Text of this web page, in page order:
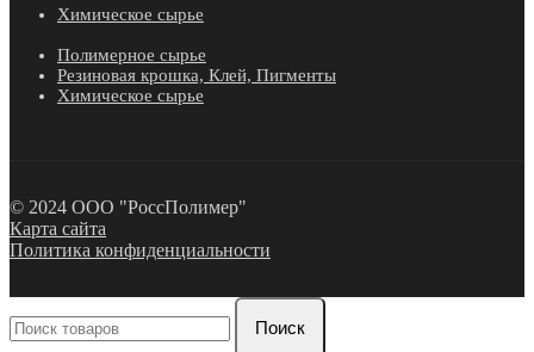
Химическое сырье
Полимерное сырье
Резиновая крошка, Клей, Пигменты
Химическое сырье
© 2024 ООО "РоссПолимер"
Карта сайта
Политика конфиденциальности
Поиск